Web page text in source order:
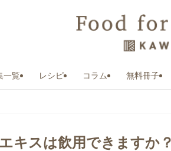
一覧 レシピ コラム 無料冊子
キスは飲用できますか？